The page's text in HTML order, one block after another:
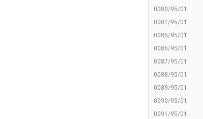
0080/95/01
0081/95/01
0085/95/01
0086/95/01
0087/95/01
0088/95/01
0089/95/01
0090/95/01
0091/95/01